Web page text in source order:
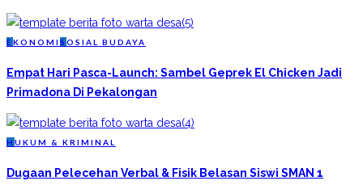
EKONOMI S OSIAL BUDAYA
Empat Hari Pasca-Launch: Sambel Geprek El Chicken Jadi
Primadona Di Pekalongan
H UKUM & KRIMINAL
Dugaan Pelecehan Verbal & Fisik Belasan Siswi SMAN 1